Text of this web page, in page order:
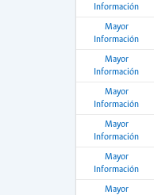
Información
Mayor
Información
Mayor
Información
Mayor
Información
Mayor
Información
Mayor
Información
Mayor